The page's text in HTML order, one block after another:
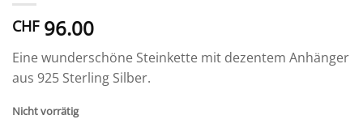
CHF96.00
Eine wunderschöne Steinkette mit dezentem Anhänger
aus 925 Sterling Silber.
Nicht vorrätig